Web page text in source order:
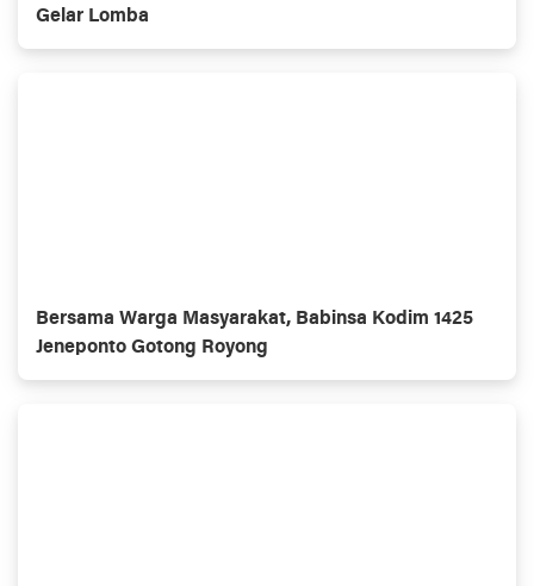
Gelar Lomba
Bersama Warga Masyarakat, Babinsa Kodim 1425
Jeneponto Gotong Royong